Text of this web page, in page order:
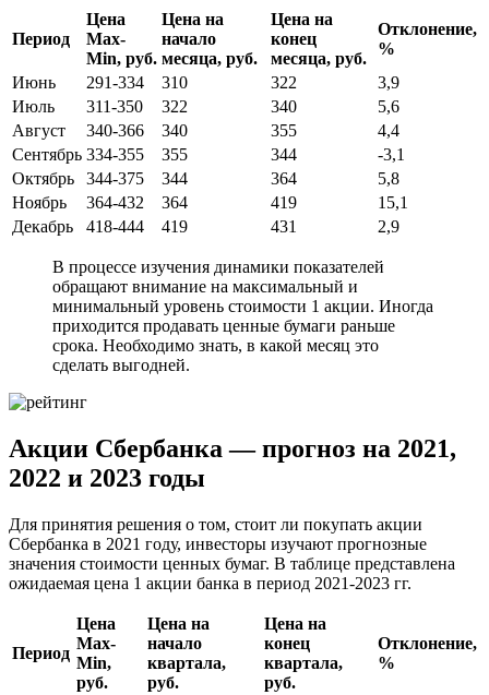
Период
Цена
Max-
Min, руб.
Цена на
начало
месяца, руб.
Цена на
конец
месяца, руб.
Отклонение,
%
Июнь
291-334 310 322
3,9
Июль
311-350 322 340
5,6
Август
340-366 340 355
4,4
Сентябрь 334-355 355 344
-3,1
Октябрь
344-375 344 364
5,8
Ноябрь
364-432 364 419
15,1
Декабрь
418-444 419 431 2,9
В процессе изучения динамики показателей
обращают внимание на максимальный и
минимальный уровень стоимости 1 акции. Иногда
приходится продавать ценные бумаги раньше
срока. Необходимо знать, в какой месяц это
сделать выгодней.
Акции Сбербанка — прогноз на 2021,
2022 и 2023 годы
Для принятия решения о том, стоит ли покупать акции
Сбербанка в 2021 году, инвесторы изучают прогнозные
значения стоимости ценных бумаг. В таблице представлена
ожидаемая цена 1 акции банка в период 2021-2023 гг.
Период
Цена
Max-
Min,
руб.
Цена на
начало
квартала,
руб.
Цена на
конец
квартала,
руб.
Отклонение,
%